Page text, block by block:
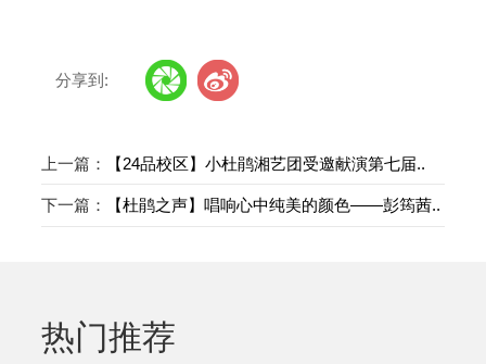
分享到:
上一篇： 【24品校区】小杜鹃湘艺团受邀献演第七届..
下一篇： 【杜鹃之声】唱响心中纯美的颜色——彭筠茜..
热门推荐